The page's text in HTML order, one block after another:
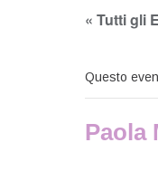
« Tutti gli
Questo
Paola